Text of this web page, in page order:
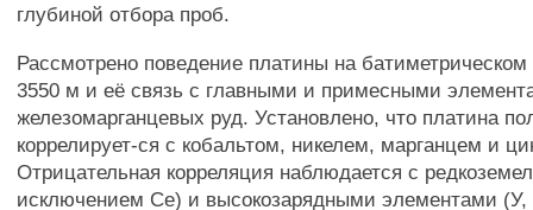
глубиной отбора проб.
Рассмотрено поведение платины на
3550 м и её связь с главными и примесными
железомарганцевых руд. Установлено, что платина
коррелирует-ся с кобальтом, никелем, марганцем и
Отрицательная корреляция наблюдается с
исключением Се) и высокозарядными элементами